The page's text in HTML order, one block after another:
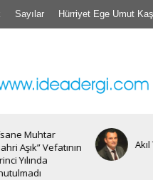
Sayılar Hürriyet Ege Umut
Muhtar
Aşık” Vefatının
Yılında